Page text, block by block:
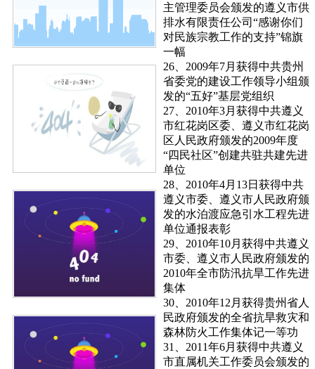
主管理委员会颁发的遵义市供
排水有限责任公司“感谢你们
对民族宗教工作的支持”锦旗
一幅
26、2009年7月获得中共贵州
省委党的建设工作领导小组颁
发的“五好”基层党组织
27、2010年3月获得中共遵义
市红花岗区委、遵义市红花岗
区人民政府颁发的2009年度
“四民社区”创建共驻共建先进
单位
28、2010年4月13日获得中共
遵义市委、遵义市人民政府颁
发的水泊渡应急引水工程先进
单位通报表彰
29、2010年10月获得中共遵义
市委、遵义市人民政府颁发的
2010年全市防汛抗旱工作先进
集体
30、2010年12月获得贵州省人
民政府颁发的全省抗旱救灾和
森林防火工作集体记一等功
31、2011年6月获得中共遵义
市直属机关工作委员会颁发的